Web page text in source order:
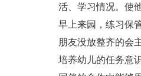
活、学习情况。使
早上来园，练习保
朋友没放整齐的会
培养幼儿的任务意